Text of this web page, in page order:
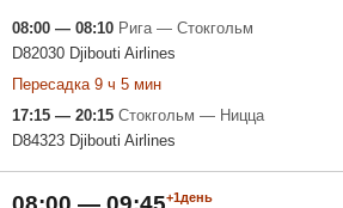
08:00 — 08:10 Рига — Стокгольм
D82030 Djibouti Airlines
Пересадка 9 ч 5 мин
17:15 — 20:15 Стокгольм — Ницца
D84323 Djibouti Airlines
+1день